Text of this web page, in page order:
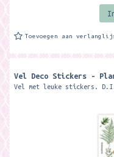
Toevoegen aan
Vel Deco Stickers -
Vel met leuke stickers.